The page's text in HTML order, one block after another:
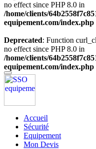
no effect since PHP 8.0 in
/home/clients/
equipement.com/index.php
Deprecated: Function
no effect since PHP 8.0 in
/home/clients/
equipement.com/index.php
Accueil
Sécurité
Equipement
Mon Devis